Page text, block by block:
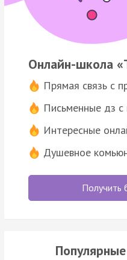
Онлайн-школа
Прямая связь с
Письменные дз с
Интересные
Душевное
Получить